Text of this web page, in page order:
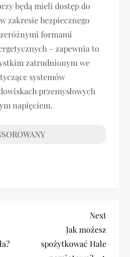
będą mieli dostęp do
zakresie bezpiecznego
formami
– zapewnia to
zatrudnionym we
systemów
przemysłowych
napięciem.
Next
Post
Next
Jak możesz
spożytkować Hale